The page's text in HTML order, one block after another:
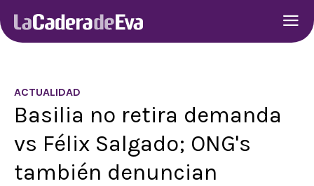
ACTUALIDAD
Basilia no retira demanda
vs Félix Salgado; ONG's
también denuncian